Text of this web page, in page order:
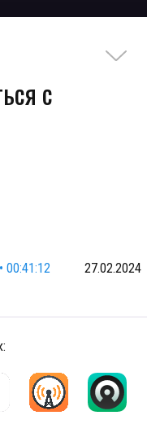
с
• 00:41:12 27.02.2024